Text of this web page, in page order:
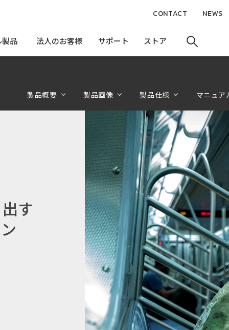
品
品 法人のお客様
法人のお客様 サポート
サポート ストア
ストア
CONTACT NEWS
製品概要 製品画像 製品仕様 マニュア
す